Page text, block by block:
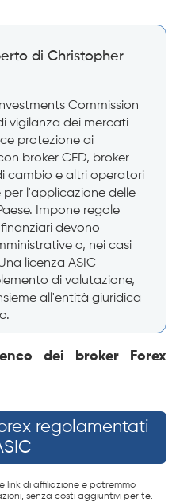
di Christopher
Commission
vigilanza dei mercati
protezione ai
broker CFD, broker
cambio e altri operatori
per l'applicazione delle
Impone regole
devono
o, nei casi
licenza ASIC
di valutazione,
all'entità giuridica
dei broker Forex
regolamentati
link di affiliazione e potremmo
senza costi aggiuntivi per te.